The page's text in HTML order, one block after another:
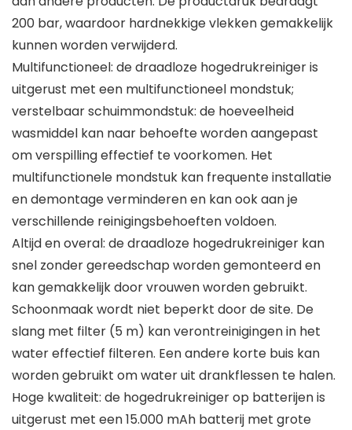
200 bar, waardoor hardnekkige vlekken gemakkelijk
kunnen worden verwijderd.
Multifunctioneel: de draadloze hogedrukreiniger is
uitgerust met een multifunctioneel mondstuk;
verstelbaar schuimmondstuk: de hoeveelheid
wasmiddel kan naar behoefte worden aangepast
om verspilling effectief te voorkomen. Het
multifunctionele mondstuk kan frequente installatie
en demontage verminderen en kan ook aan je
verschillende reinigingsbehoeften voldoen.
Altijd en overal: de draadloze hogedrukreiniger kan
snel zonder gereedschap worden gemonteerd en
kan gemakkelijk door vrouwen worden gebruikt.
Schoonmaak wordt niet beperkt door de site. De
slang met filter (5 m) kan verontreinigingen in het
water effectief filteren. Een andere korte buis kan
worden gebruikt om water uit drankflessen te halen.
Hoge kwaliteit: de hogedrukreiniger op batterijen is
uitgerust met een 15.000 mAh batterij met grote